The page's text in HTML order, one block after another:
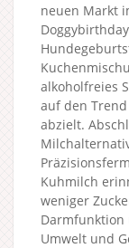
neuen Markt
alkoholfreies
auf den
abzielt.
Kuhmilch
weniger
Umwelt und